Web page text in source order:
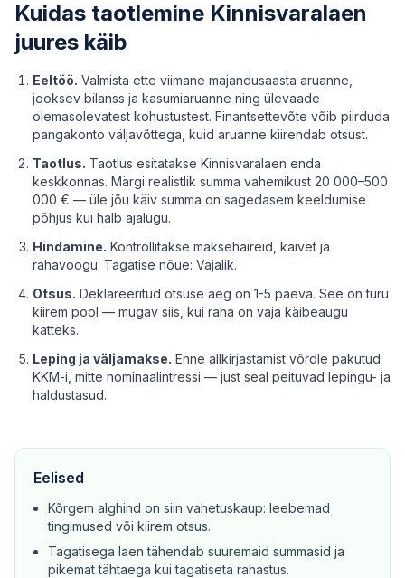
Kuidas taotlemine Kinnisvaralaen
juures käib
Eeltöö. Valmista ette viimane majandusaasta aruanne,
jooksev bilanss ja kasumiaruanne ning ülevaade
olemasolevatest kohustustest. Finantsettevõte võib piirduda
pangakonto väljavõttega, kuid aruanne kiirendab otsust.
Taotlus. Taotlus esitatakse Kinnisvaralaen enda
keskkonnas. Märgi realistlik summa vahemikust 20 000–500
000 € — üle jõu käiv summa on sagedasem keeldumise
põhjus kui halb ajalugu.
Hindamine. Kontrollitakse maksehäireid, käivet ja
rahavoogu. Tagatise nõue: Vajalik.
Otsus. Deklareeritud otsuse aeg on 1-5 päeva. See on turu
kiirem pool — mugav siis, kui raha on vaja käibeaugu
katteks.
Leping ja väljamakse. Enne allkirjastamist võrdle pakutud
KKM-i, mitte nominaalintressi — just seal peituvad lepingu- ja
haldustasud.
Eelised
Kõrgem alghind on siin vahetuskaup: leebemad
tingimused või kiirem otsus.
Tagatisega laen tähendab suuremaid summasid ja
pikemat tähtaega kui tagatiseta rahastus.